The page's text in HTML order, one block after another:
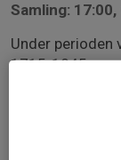
Samling:
Under perioden
1715-1845
Därefter